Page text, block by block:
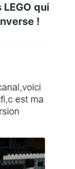
qui
!